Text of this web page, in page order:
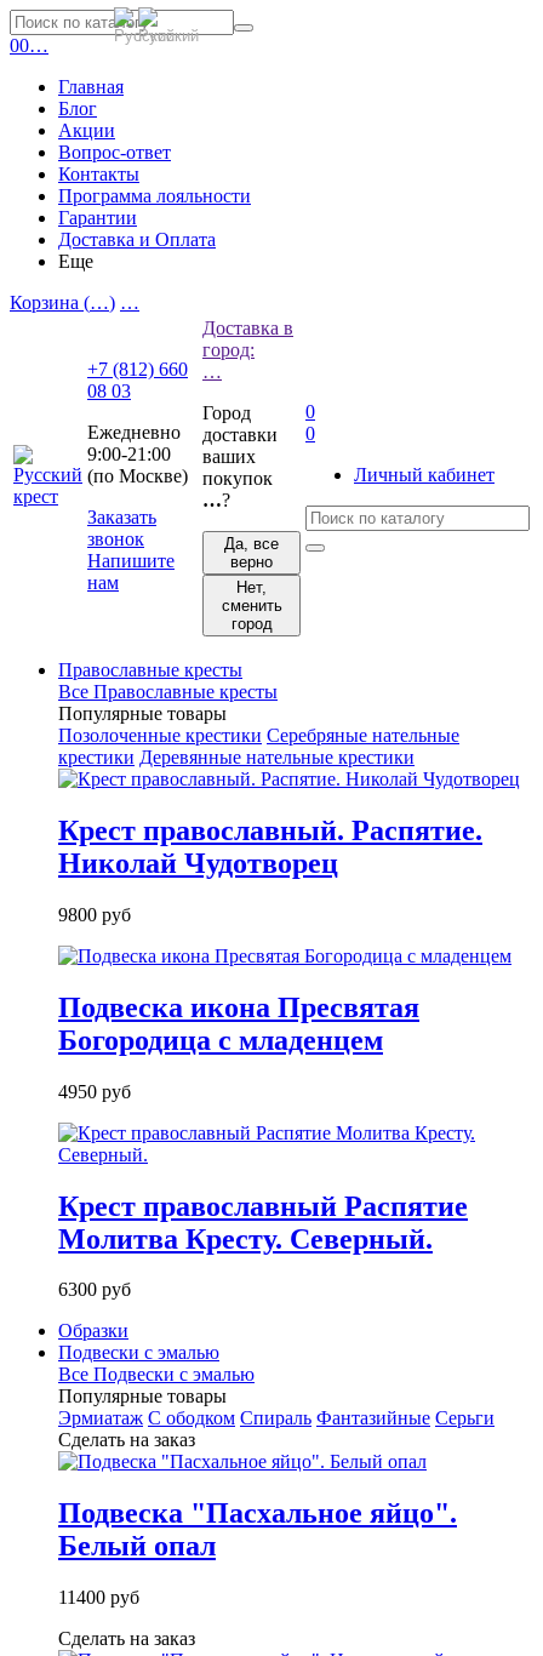
00…
Главная
Блог
Акции
Вопрос-ответ
Контакты
Программа лояльности
Гарантии
Доставка и Оплата
Еще
Корзина (…) …
+7 (812) 660
08 03
Ежедневно
9:00-21:00
(по Москве)
Заказать
звонок
Напишите
нам
Доставка в
город:
…
Город
доставки
ваших
покупок
…?
Да, все
верно
Нет,
сменить
город
0
0
Личный кабинет
Православные кресты
Все Православные кресты
Популярные товары
Позолоченные крестики Серебряные нательные
крестики Деревянные нательные крестики
Крест православный. Распятие.
Николай Чудотворец
9800 руб
Подвеска икона Пресвятая
Богородица с младенцем
4950 руб
Крест православный Распятие
Молитва Кресту. Северный.
6300 руб
Образки
Подвески с эмалью
Все Подвески с эмалью
Популярные товары
Эрмиатаж С ободком Спираль Фантазийные Серьги
Сделать на заказ
Подвеска "Пасхальное яйцо".
Белый опал
11400 руб
Сделать на заказ